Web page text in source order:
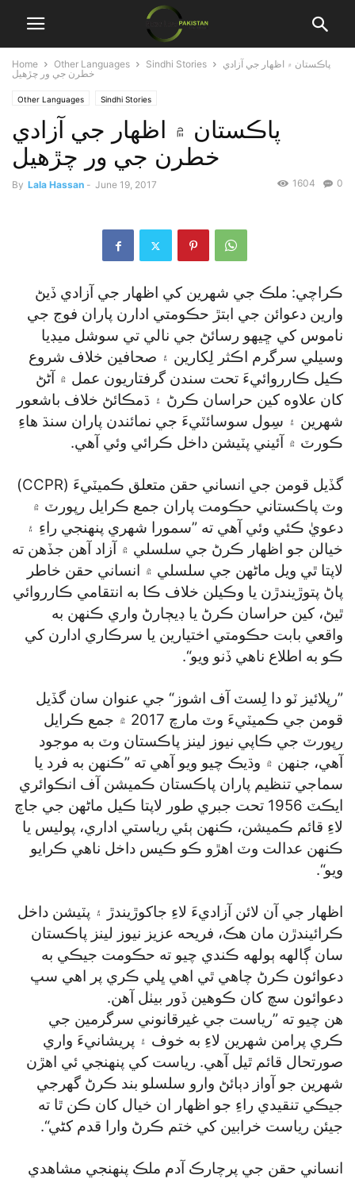
Home Other Languages Sindhi Stories
پاڪستان ۾ اظهار جي آزادي
خطرن جي ور چڙهيل
Other Languages Sindhi Stories
پاڪستان ۾ اظهار جي آزادي
خطرن جي ور چڙهيل
By Lala Hassan - June 19, 2017 0
1604
ڪراچي: ملڪ جي شهرين کي اظهار جي آزادي ڏيڻ
وارين دعوائن جي ابتڙ حڪومتي ادارن پاران فوج جي
ناموس کي ڇيهو رسائڻ جي نالي تي سوشل ميڊيا
وسيلي سرگرم اڪثر لِکارين ۽ صحافين خلاف شروع
ڪيل ڪارروائيءَ تحت سندن گرفتاريون عمل ۾ آڻڻ
کان علاوه کين حراسان ڪرڻ ۽ ڌمڪائڻ خلاف باشعور
شهرين ۽ سِول سوسائٽيءَ جي نمائندن پاران سنڌ هاءِ
ڪورٽ ۾ آئيني پٽيشن داخل ڪرائي وئي آهي.
گڏيل قومن جي انساني حقن متعلق ڪميٽيءَ (CCPR)
وٽ پاڪستاني حڪومت پاران جمع ڪرايل رپورٽ ۾
دعويٰ ڪئي وئي آهي ته ”سمورا شهري پنهنجي راءِ ۽
خيالن جو اظهار ڪرڻ جي سلسلي ۾ آزاد آهن جڏهن ته
لاپتا ٿي ويل ماڻهن جي سلسلي ۾ انساني حقن خاطر
پاڻ پتوڙيندڙن يا وڪيلن خلاف ڪا به انتقامي ڪارروائي
ٿيڻ، کين حراسان ڪرڻ يا ڊيڄارڻ واري ڪنهن به
واقعي بابت حڪومتي اختيارين يا سرڪاري ادارن کي
ڪو به اطلاع ناهي ڏنو ويو“.
”رپلائيز ٽو دا لِسٽ آف اشوز“ جي عنوان سان گڏيل
قومن جي ڪميٽيءَ وٽ مارچ 2017 ۾ جمع ڪرايل
رپورٽ جي ڪاپي نيوز لينز پاڪستان وٽ به موجود
آهي، جنهن ۾ وڌيڪ چيو ويو آهي ته ”ڪنهن به فرد يا
سماجي تنظيم پاران پاڪستان ڪميشن آف انڪوائري
ايڪٽ 1956 تحت جبري طور لاپتا ڪيل ماڻهن جي جاچ
لاءِ قائم ڪميشن، ڪنهن ٻئي رياستي اداري، پوليس يا
ڪنهن عدالت وٽ اهڙو ڪو ڪيس داخل ناهي ڪرايو
ويو“.
اظهار جي آن لائن آزاديءَ لاءِ جاکوڙيندڙ ۽ پٽيشن داخل
ڪرائيندڙن مان هڪ، فريحه عزيز نيوز لينز پاڪستان
سان ڳالهه ٻولهه ڪندي چيو ته حڪومت جيڪي به
دعوائون ڪرڻ چاهي ٿي اهي ڀلي ڪري پر اهي سڀ
دعوائون سچ کان ڪوهين ڏور بيٺل آهن.
هن چيو ته ”رياست جي غيرقانوني سرگرمين جي
ڪري پرامن شهرين لاءِ به خوف ۽ پريشانيءَ واري
صورتحال قائم ٿيل آهي. رياست کي پنهنجي ئي اهڙن
شهرين جو آواز دٻائڻ وارو سلسلو بند ڪرڻ گھرجي
جيڪي تنقيدي راءِ جو اظهار ان خيال کان ڪن ٿا ته
جيئن رياست خرابين کي ختم ڪرڻ وارا قدم کڻي“.
انساني حقن جي پرچارڪ آدم ملڪ پنهنجي مشاهدي